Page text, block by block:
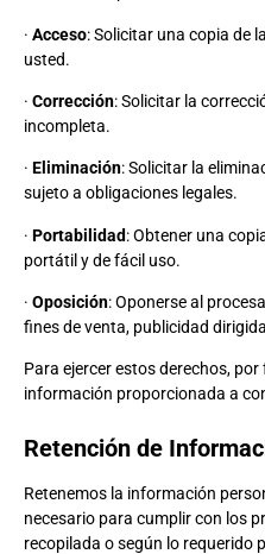
· Acceso: Solicitar una copia de
usted.
· Corrección: Solicitar la
incompleta.
· Eliminación: Solicitar la
sujeto a obligaciones legales.
· Portabilidad: Obtener una
portátil y de fácil uso.
· Oposición: Oponerse al
fines de venta, publicidad
Para ejercer estos derechos,
información proporcionada a
Retención de
Retenemos la información
necesario para cumplir con los
recopilada o según lo requerido